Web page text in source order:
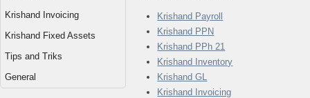
Krishand Invoicing
Krishand Fixed Assets
Tips and Triks
General
Krishand Payroll
Krishand PPN
Krishand PPh 21
Krishand Inventory
Krishand GL
Krishand Invoicing